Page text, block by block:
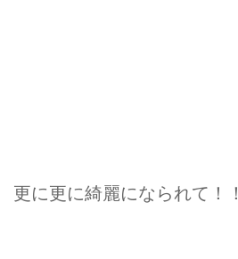
更に更に綺麗になられて！！